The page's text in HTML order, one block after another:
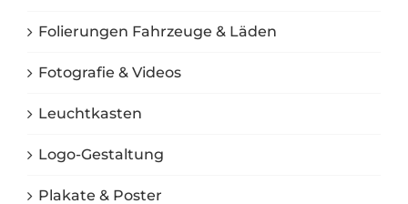
Folierungen Fahrzeuge & Läden
Fotografie & Videos
Leuchtkasten
Logo-Gestaltung
Plakate & Poster